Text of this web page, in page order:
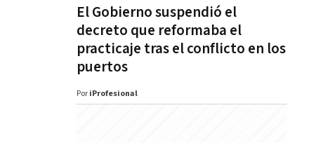
El Gobierno suspendió el
decreto que reformaba el
practicaje tras el conflicto en los
puertos
Por iProfesional